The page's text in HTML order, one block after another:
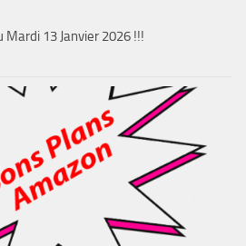
Mardi 13 Janvier 2026 !!!